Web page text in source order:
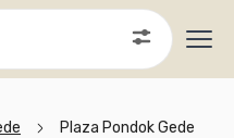
Plaza Pondok Gede